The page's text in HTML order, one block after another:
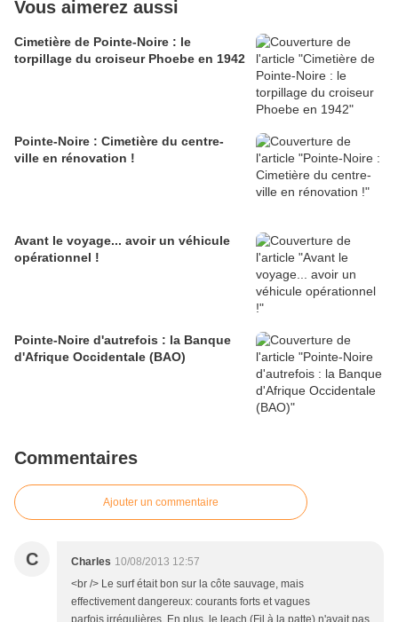
Vous aimerez aussi
Cimetière de Pointe-Noire : le
torpillage du croiseur Phoebe en 1942
Pointe-Noire : Cimetière du centre-
ville en rénovation !
Avant le voyage... avoir un véhicule
opérationnel !
Pointe-Noire d'autrefois : la Banque
d'Afrique Occidentale (BAO)
Commentaires
Ajouter un commentaire
C Charles 10/08/2013 12:57
<br /> Le surf était bon sur la côte sauvage, mais
effectivement dangereux: courants forts et vagues
parfois irrégulières. En plus, le leach (Fil à la patte) n'avait pas